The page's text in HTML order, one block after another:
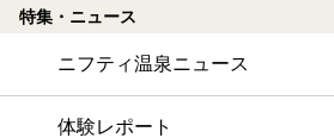
特集・ニュース
ニフティ温泉ニュース
体験レポート